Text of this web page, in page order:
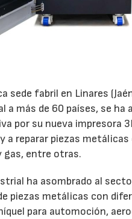
sede fabril en Linares
a más de 60 países, se
por su nueva impresora
a reparar piezas
gas, entre otras.
ha asombrado al
piezas metálicas con
para automoción,